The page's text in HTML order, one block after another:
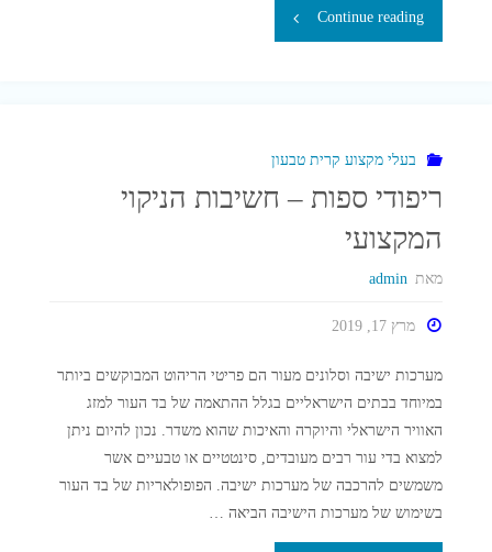
Continue reading"ניקוי
בסביבה
תעשייתית
לתעשייה"
בעלי מקצוע קרית טבעון
ריפודי ספות – חשיבות הניקוי
המקצועי
מאת admin
מרץ 17, 2019
מערכות ישיבה וסלונים מעור הם פריטי הריהוט המבוקשים ביותר
במיוחד בבתים הישראליים בגלל ההתאמה של בד העור למזג
האוויר הישראלי והיוקרה והאיכות שהוא משדר. נכון להיום ניתן
למצוא בדי עור רבים מעובדים, סינטטיים או טבעיים אשר
משמשים להרכבה של מערכות ישיבה. הפופולאריות של בד העור
בשימוש של מערכות הישיבה הביאה …